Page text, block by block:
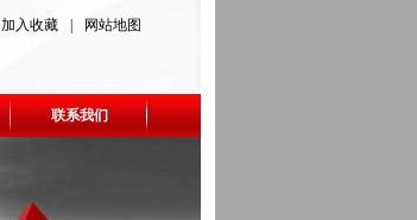
网站地图
加入收藏
联系我们